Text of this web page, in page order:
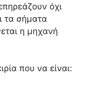
όχι
τα σήματα
η μηχανή
που να είναι: